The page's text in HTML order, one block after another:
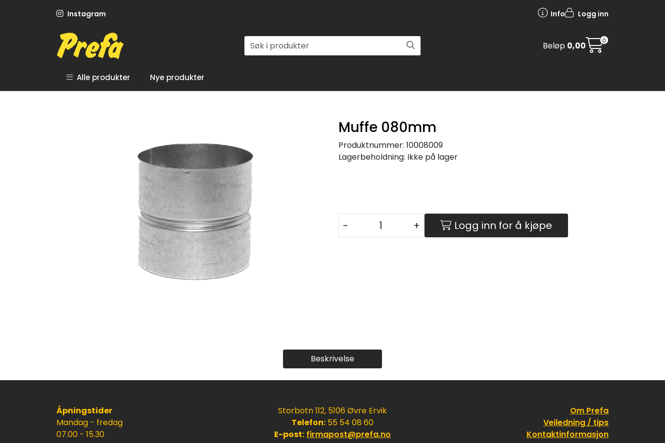
Instagram Info Logg inn
Beløp 0,00 0
Alle produkter Nye produkter
Muffe 080mm
Produktnummer: 10008009
Lagerbeholdning: Ikke på lager
- + Logg inn for å kjøpe
Beskrivelse
Åpningstider
Mandag - fredag
07.00 - 15.30
Storbotn 112, 5106 Øvre Ervik
Telefon: 55 54 08 60
E-post: firmapost@prefa.no
Om Prefa
Veiledning / tips
Kontaktinformasjon